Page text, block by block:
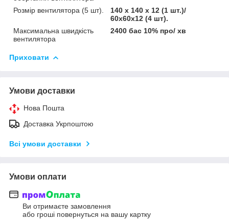
Розмір вентилятора (5 шт).
140 x 140 x 12 (1 шт.)/
60x60x12 (4 шт).
Максимальна швидкість
вентилятора
2400 бас 10% про/ хв
Приховати
Умови доставки
Нова Пошта
Доставка Укрпоштою
Всі умови доставки
Умови оплати
Ви отримаєте замовлення
або гроші повернуться на вашу картку